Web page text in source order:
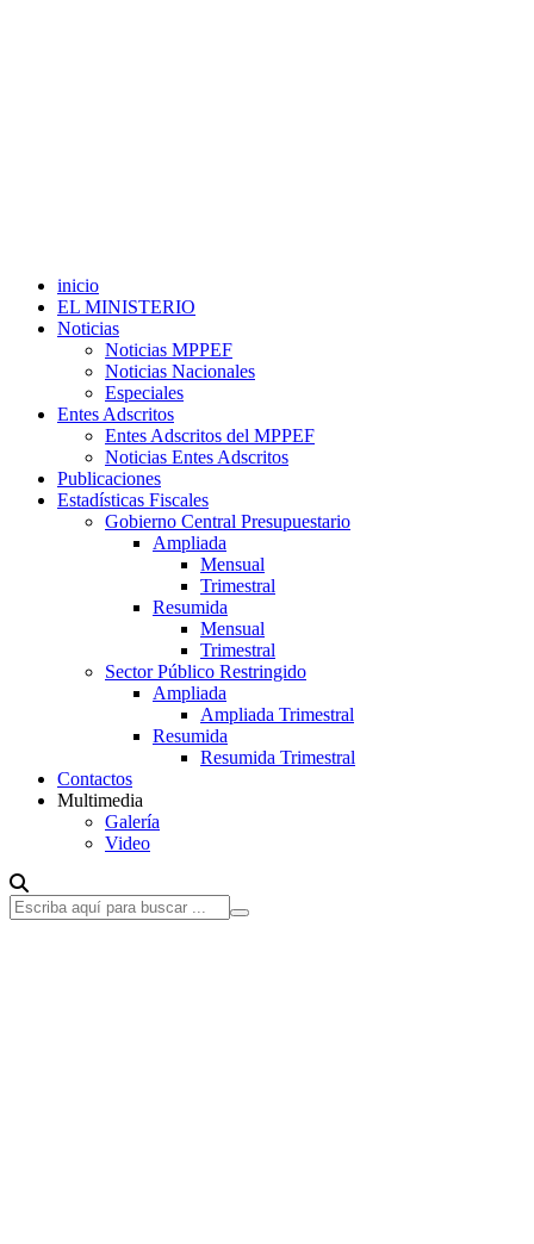
inicio
EL MINISTERIO
Noticias
Noticias MPPEF
Noticias Nacionales
Especiales
Entes Adscritos
Entes Adscritos del MPPEF
Noticias Entes Adscritos
Publicaciones
Estadísticas Fiscales
Gobierno Central Presupuestario
Ampliada
Mensual
Trimestral
Resumida
Mensual
Trimestral
Sector Público Restringido
Ampliada
Ampliada Trimestral
Resumida
Resumida Trimestral
Contactos
Multimedia
Galería
Video